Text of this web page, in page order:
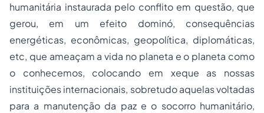
humanitária instaurada pelo conflito em questão, que
gerou, em um efeito dominó, consequências
energéticas, econômicas, geopolítica, diplomáticas,
etc, que ameaçam a vida no planeta e o planeta como
o conhecemos, colocando em xeque as nossas
instituições internacionais, sobretudo aquelas voltadas
para a manutenção da paz e o socorro humanitário,